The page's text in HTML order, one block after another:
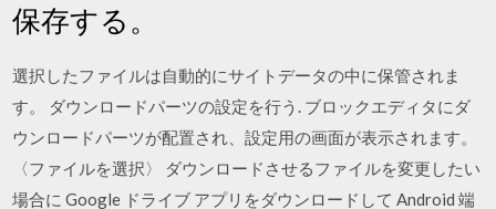
保存する。
選択したファイルは自動的にサイトデータの中に保管されま
す。 ダウンロードパーツの設定を行う. ブロックエディタにダ
ウンロードパーツが配置され、設定用の画面が表示されます。
〈ファイルを選択〉 ダウンロードさせるファイルを変更したい
場合に Google ドライブ アプリをダウンロードして Android 端